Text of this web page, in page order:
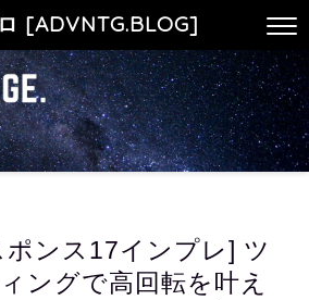
[ADVNTG.BLOG]
ンス17インプレ] ツ
ングで高回転を叶え